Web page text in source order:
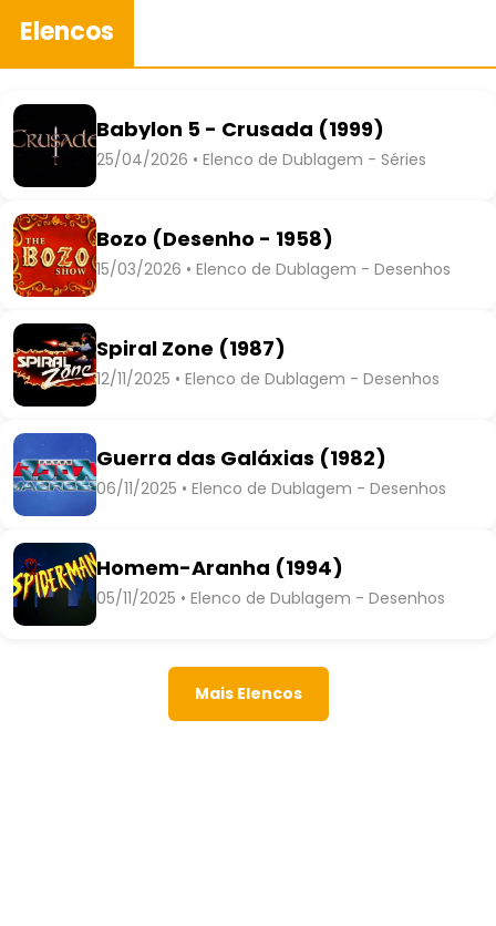
Elencos
Babylon 5 - Crusada (1999)
25/04/2026 • Elenco de Dublagem - Séries
Bozo (Desenho - 1958)
15/03/2026 • Elenco de Dublagem - Desenhos
Spiral Zone (1987)
12/11/2025 • Elenco de Dublagem - Desenhos
Guerra das Galáxias (1982)
06/11/2025 • Elenco de Dublagem - Desenhos
Homem-Aranha (1994)
05/11/2025 • Elenco de Dublagem - Desenhos
Mais Elencos